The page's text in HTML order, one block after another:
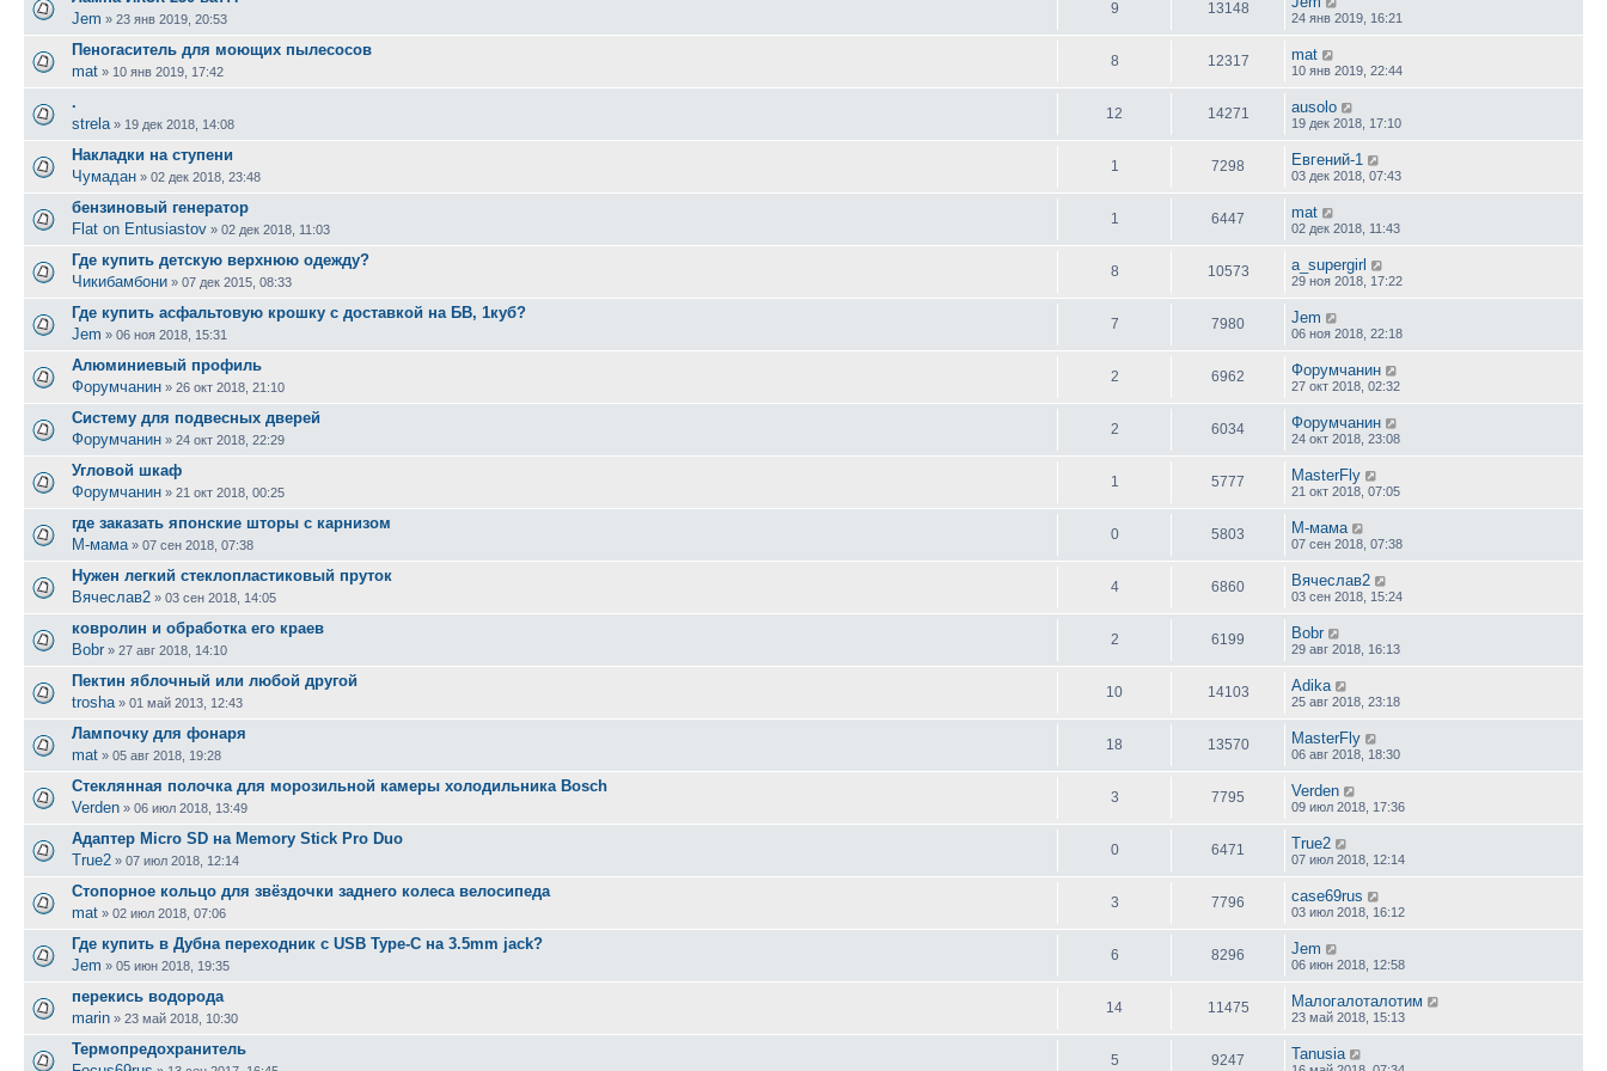
Jem » 23 янв 2019, 20:53
9 13148
24 янв 2019, 16:21
Пеногаситель для моющих пылесосов
mat » 10 янв 2019, 17:42
8 12317 mat
10 янв 2019, 22:44
.
strela » 19 дек 2018, 14:08
12 14271 ausolo
19 дек 2018, 17:10
Накладки на ступени
Чумадан » 02 дек 2018, 23:48
1 7298 Евгений-1
03 дек 2018, 07:43
бензиновый генератор
Flat on Entusiastov » 02 дек 2018, 11:03
1 6447 mat
02 дек 2018, 11:43
Где купить детскую верхнюю одежду?
Чикибамбони » 07 дек 2015, 08:33
8 10573 a_supergirl
29 ноя 2018, 17:22
Где купить асфальтовую крошку с доставкой на БВ, 1куб?
Jem » 06 ноя 2018, 15:31
7 7980 Jem
06 ноя 2018, 22:18
Алюминиевый профиль
Форумчанин » 26 окт 2018, 21:10
2 6962 Форумчанин
27 окт 2018, 02:32
Систему для подвесных дверей
Форумчанин » 24 окт 2018, 22:29
2 6034 Форумчанин
24 окт 2018, 23:08
Угловой шкаф
Форумчанин » 21 окт 2018, 00:25
1 5777 MasterFly
21 окт 2018, 07:05
где заказать японские шторы с карнизом
М-мама » 07 сен 2018, 07:38
0 5803 М-мама
07 сен 2018, 07:38
Нужен легкий стеклопластиковый пруток
Вячеслав2 » 03 сен 2018, 14:05
4 6860 Вячеслав2
03 сен 2018, 15:24
ковролин и обработка его краев
Bobr » 27 авг 2018, 14:10
2 6199 Bobr
29 авг 2018, 16:13
Пектин яблочный или любой другой
trosha » 01 май 2013, 12:43
10 14103 Adika
25 авг 2018, 23:18
Лампочку для фонаря
mat » 05 авг 2018, 19:28
18 13570 MasterFly
06 авг 2018, 18:30
Стеклянная полочка для морозильной камеры холодильника Bosch
Verden » 06 июл 2018, 13:49
3 7795 Verden
09 июл 2018, 17:36
Адаптер Micro SD на Memory Stick Pro Duo
True2 » 07 июл 2018, 12:14
0 6471 True2
07 июл 2018, 12:14
Стопорное кольцо для звёздочки заднего колеса велосипеда
mat » 02 июл 2018, 07:06
3 7796 case69rus
03 июл 2018, 16:12
Где купить в Дубна переходник c USB Type-C на 3.5mm jack?
Jem » 05 июн 2018, 19:35
6 8296 Jem
06 июн 2018, 12:58
перекись водорода
marin » 23 май 2018, 10:30
14 11475 Малогалоталотим
23 май 2018, 15:13
Термопредохранитель
5 9247 Tanusia